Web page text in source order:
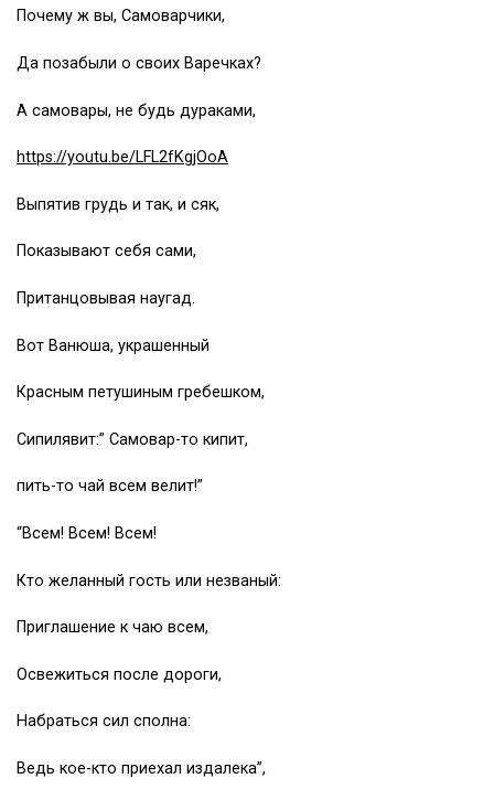
Почему ж вы, Самоварчики,
Да позабыли о своих Варечках?
А самовары, не будь дураками,
https://youtu.be/LFL2fKgjOoA
Выпятив грудь и так, и сяк,
Показывают себя сами,
Пританцовывая наугад.
Вот Ванюша, украшенный
Красным петушиным гребешком,
Сипилявит:” Самовар-то кипит,
пить-то чай всем велит!”
“Всем! Всем! Всем!
Кто желанный гость или незваный:
Приглашение к чаю всем,
Освежиться после дороги,
Набраться сил сполна:
Ведь кое-кто приехал издалека”,